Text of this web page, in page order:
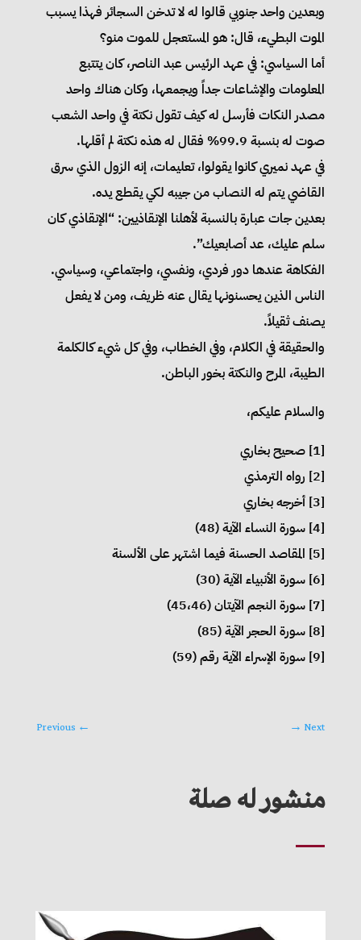
وبعدين واحد جنوبي قالوا له لا تدخن السجائر فهذا يسبب
الموت البطيء، قال: هو المستعجل للموت منو؟
أما السياسي: في عهد الرئيس عبد الناصر، كان يتتبع
المعلومات والإشاعات جداً ويجمعها، وكان هناك واحد
مصدر النكات فأرسل له كيف تقول نكتة في واحد الشعب
صوت له بنسبة 99.9% فقال له هذه نكتة لم أقلها.
في عهد نميري كانوا يقولوا، تعليمات، إنه الزول الذي سرق
القاضي يتم له النصاب من جيبه لكي يقطع يده.
بعدين جات عبارة بالنسبة لأهلنا الإنقاذيين: “الإنقاذي كان
سلم عليك، عد أصابعيك”.
الفكاهة عندها دور فردي، ونفسي، واجتماعي، وسياسي.
الناس الذين يحسنونها يقال عنه ظريف، ومن لا يفعل
يصنف ثقيلاً.
والحقيقة في الكلام، وفي الخطاب، وفي كل شيء كالكلمة
الطيبة، المرح والنكتة بخور الباطن.
والسلام عليكم،
[1] صحيح بخاري
[2] رواه الترمذي
[3] أخرجه بخاري
[4] سورة النساء الآية (48)
[5] المقاصد الحسنة فيما اشتهر على الألسنة
[6] سورة الأنبياء الآية (30)
[7] سورة النجم الآيتان (45،46)
[8] سورة الحجر الآية (85)
[9] سورة الإسراء الآية رقم (59)
←
Previous Next
→
منشور له صلة